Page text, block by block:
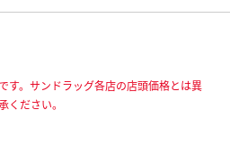
す。サンドラッグ各店の店頭価格とは異
ください。